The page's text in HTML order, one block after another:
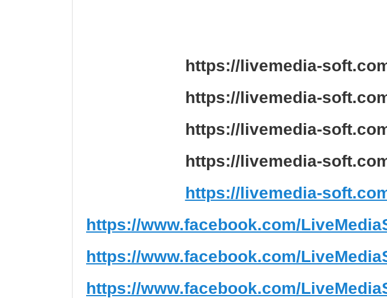
https://livemedia-
https://livemedia-
https://livemedia-
https://livemedia-
https://livemedia-
https://www.facebook.com/
https://www.facebook.com/
https://www.facebook.com/